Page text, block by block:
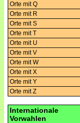
Orte mit Q
Orte mit R
Orte mit S
Orte mit T
Orte mit U
Orte mit V
Orte mit W
Orte mit X
Orte mit Y
Orte mit Z
Internationale
Vorwahlen